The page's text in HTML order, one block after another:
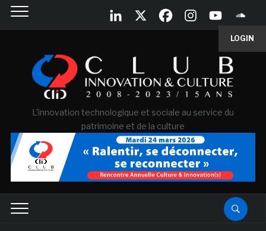
LOGIN
L'innovation technologique et sociale au service du
patrimoine et de la culture